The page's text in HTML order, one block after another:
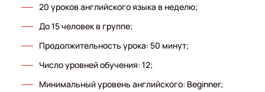
20 уроков английского языка в неделю;
До 15 человек в группе;
Продолжительность урока: 50 минут;
Число уровней обучения: 12;
Минимальный уровень английского: Beginner;